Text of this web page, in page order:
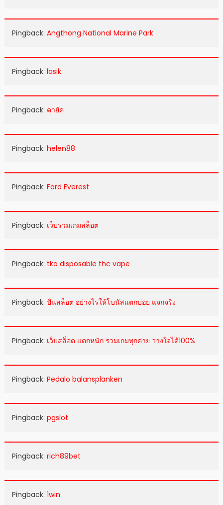
Pingback: Angthong National Marine Park
Pingback: lasik
Pingback: คายัค
Pingback: helen88
Pingback: Ford Everest
Pingback: เว็บรวมเกมสล็อต
Pingback: tko disposable thc vape
Pingback: ปั่นสล็อต อย่างไรให้โบนัสแตกบ่อย แจกจริง
Pingback: เว็บสล็อต แตกหนัก รวมเกมทุกค่าย วางใจได้100%
Pingback: Pedalo balansplanken
Pingback: pgslot
Pingback: rich89bet
Pingback: 1win